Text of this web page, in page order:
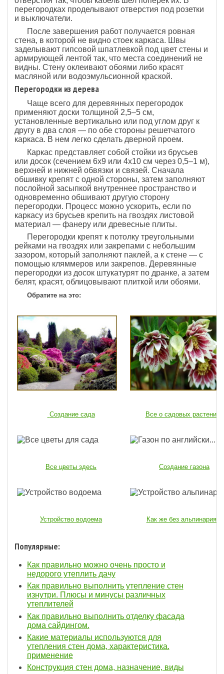
перегородках проделывают отверстия под розетки
и выключатели.
После завершения работ получается ровная
стена, в которой не видно стоек каркаса. Швы
заделывают гипсовой шпатлевкой под цвет стены и
армирующей лентой так, что места соединений не
видны. Стену оклеивают обоями либо красят
масляной или водоэмульсионной краской.
Перегородки из дерева
Чаще всего для деревянных перегородок
применяют доски толщиной 2,5–5 см,
установленные вертикально или под углом друг к
другу в два слоя — по обе стороны решетчатого
каркаса. В нем легко сделать дверной проем.
Каркас представляет собой стойки из брусьев
или досок (сечением 6х9 или 4x10 см через 0,5–1 м),
верхней и нижней обвязки и связей. Сначала
обшивку крепят с одной стороны, затем заполняют
послойной засыпкой внутреннее пространство и
одновременно обшивают другую сторону
перегородки. Процесс можно ускорить, если по
каркасу из брусьев крепить на гвоздях листовой
материал — фанеру или древесные плиты.
Перегородки крепят к потолку треугольными
рейками на гвоздях или закрепами с небольшим
зазором, который заполняют паклей, а к стене — с
помощью кляммеров или закрепов. Деревянные
перегородки из досок штукатурят по дранке, а затем
белят, красят, облицовывают плиткой или обоями.
Обратите на это:
Создание сада Все о садовых растениях
Все цветы здесь Создание газона
Устройство водоема Как же без альпинария...
Популярные:
Как правильно можно очень просто и
недорого утеплить дачу
Как правильно выполнить утепление стен
изнутри. Плюсы и минусы различных
утеплителей
Как правильно выполнить отделку фасада
дома сайдингом.
Какие материалы используются для
утепления стен дома, характеристика.
применение
Конструкция стен дома, назначение, виды